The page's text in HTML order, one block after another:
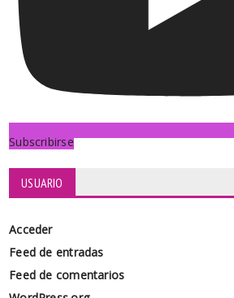
Subscribirse
USUARIO
Acceder
Feed de entradas
Feed de comentarios